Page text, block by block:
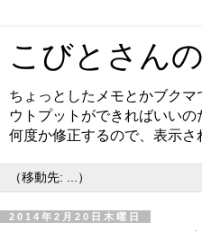
こびとさん
ちょっとしたメモとかブク
ウトプットができればいい
何度か修正するので、表示さ
2014年2月20日木曜日